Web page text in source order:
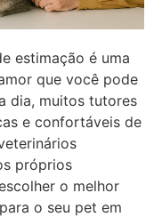
estimação é uma
que você pode
dia, muitos tutores
e confortáveis de
próprios
o melhor
o seu pet em